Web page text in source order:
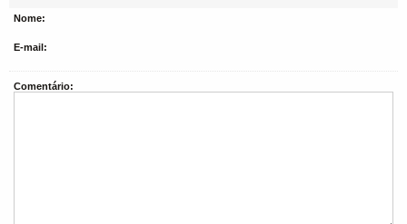
Nome:
E-mail:
Comentário: